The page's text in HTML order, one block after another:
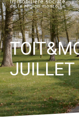
Être locataire
Devenir propriétaire
Contact